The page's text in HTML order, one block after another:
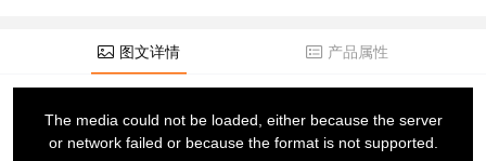
图文详情 产品属性
The media could not be loaded, either because the server
or network failed or because the format is not supported.